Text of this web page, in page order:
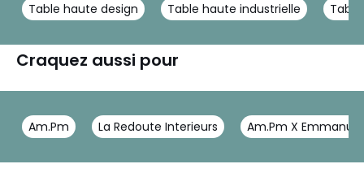
Table haute design Table haute industrielle
Craquez aussi pour
Am.Pm La Redoute Interieurs Am.Pm X